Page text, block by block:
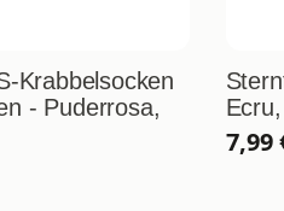
Krabbelsocken
- Puderrosa,
7,99